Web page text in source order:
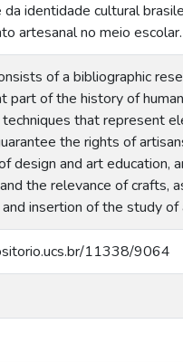
identidade cultural
artesanal no meio
of a bibliographic
part of the history of
that represent
the rights of
design and art education,
the relevance of crafts,
insertion of the study
11338/9064